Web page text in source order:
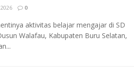
0
aktivitas belajar mengajar di SD
Walafau, Kabupaten Buru Selatan,